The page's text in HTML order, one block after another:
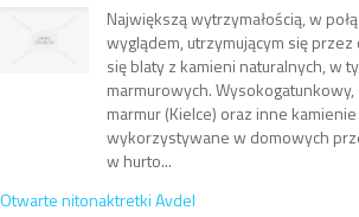
Największą wytrzymałością, w
wyglądem, utrzymującym się przez
się blaty z kamieni naturalnych, w
marmurowych.
marmur (Kielce) oraz inne
wykorzystywane w domowych
w hurto...
Otwarte nitonaktretki Avdel